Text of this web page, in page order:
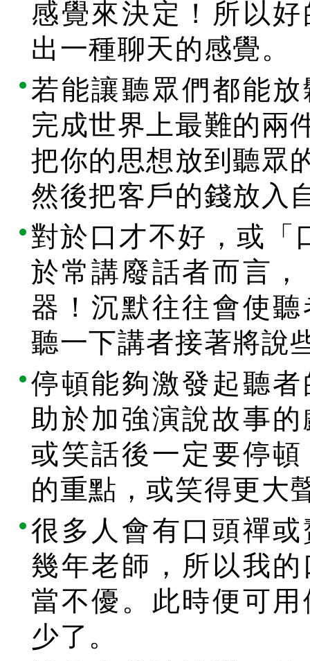
感覺來決定！所以
出一種聊天的感覺。
若能讓聽眾們都能
完成世界上最難的兩
把你的思想放到聽眾
然後把客戶的錢放入
對於口才不好，或「
於常講廢話者而言
器！沉默往往會使
聽一下講者接著將說
停頓能夠激發起聽
助於加強演說故事
或笑話後一定要停
的重點，或笑得更大
很多人會有口頭禪
幾年老師，所以我
當不優。此時便可
少了。